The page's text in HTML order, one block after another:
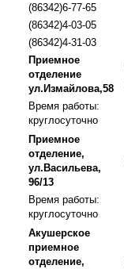
(86342)6-77-65
(86342)4-03-05
(86342)4-31-03
Приемное
отделение
ул.Измайлова,58
Время работы:
круглосуточно
Приемное
отделение,
ул.Васильева,
96/13
Время работы:
круглосуточно
Акушерское
приемное
отделение,